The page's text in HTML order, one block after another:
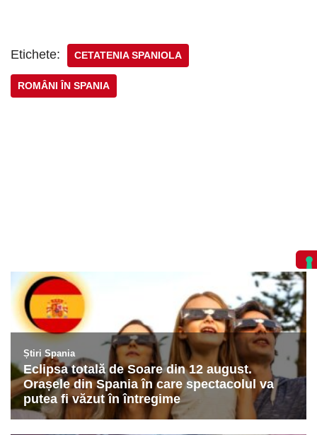
Etichete: CETATENIA SPANIOLA
ROMÂNI ÎN SPANIA